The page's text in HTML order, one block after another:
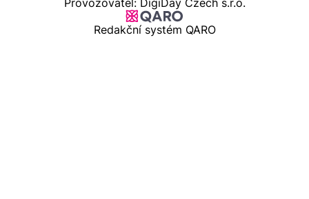
Provozovatel: DigiDay Czech s.r.o.
Redakční systém QARO